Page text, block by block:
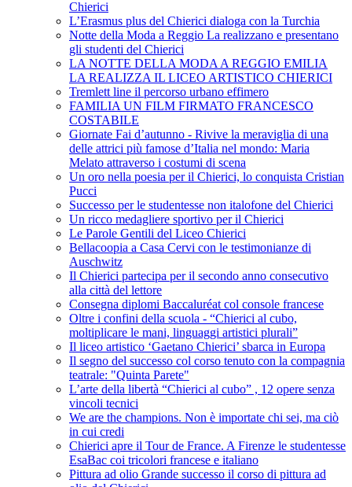
Chierici
L’Erasmus plus del Chierici dialoga con la Turchia
Notte della Moda a Reggio La realizzano e presentano
gli studenti del Chierici
LA NOTTE DELLA MODA A REGGIO EMILIA
LA REALIZZA IL LICEO ARTISTICO CHIERICI
Tremlett line il percorso urbano effimero
FAMILIA UN FILM FIRMATO FRANCESCO
COSTABILE
Giornate Fai d’autunno - Rivive la meraviglia di una
delle attrici più famose d’Italia nel mondo: Maria
Melato attraverso i costumi di scena
Un oro nella poesia per il Chierici, lo conquista Cristian
Pucci
Successo per le studentesse non italofone del Chierici
Un ricco medagliere sportivo per il Chierici
Le Parole Gentili del Liceo Chierici
Bellacoopia a Casa Cervi con le testimonianze di
Auschwitz
Il Chierici partecipa per il secondo anno consecutivo
alla città del lettore
Consegna diplomi Baccaluréat col console francese
Oltre i confini della scuola - “Chierici al cubo,
moltiplicare le mani, linguaggi artistici plurali”
Il liceo artistico ‘Gaetano Chierici’ sbarca in Europa
Il segno del successo col corso tenuto con la compagnia
teatrale: "Quinta Parete"
L’arte della libertà “Chierici al cubo” , 12 opere senza
vincoli tecnici
We are the champions. Non è importate chi sei, ma ciò
in cui credi
Chierici apre il Tour de France. A Firenze le studentesse
EsaBac coi tricolori francese e italiano
Pittura ad olio Grande successo il corso di pittura ad